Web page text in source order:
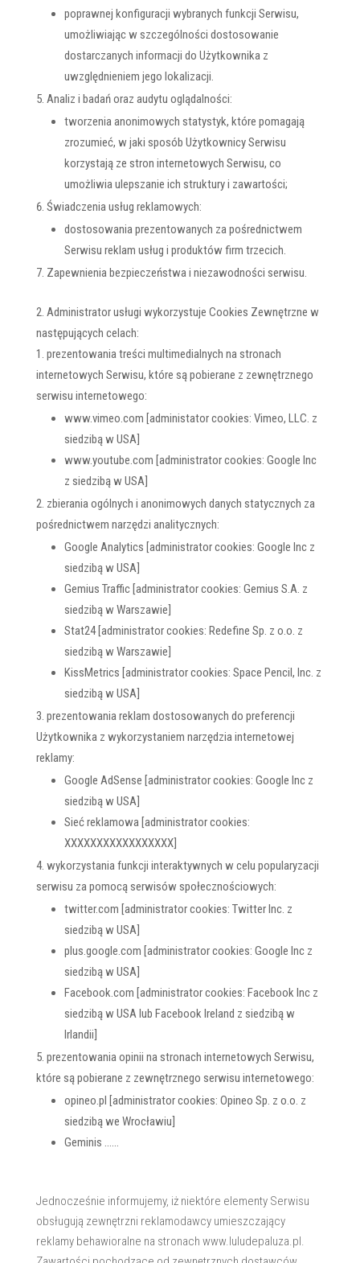
poprawnej konfiguracji wybranych funkcji Serwisu,
umożliwiając w szczególności dostosowanie
dostarczanych informacji do Użytkownika z
uwzględnieniem jego lokalizacji.
Analiz i badań oraz audytu oglądalności:
tworzenia anonimowych statystyk, które pomagają
zrozumieć, w jaki sposób Użytkownicy Serwisu
korzystają ze stron internetowych Serwisu, co
umożliwia ulepszanie ich struktury i zawartości;
Świadczenia usług reklamowych:
dostosowania prezentowanych za pośrednictwem
Serwisu reklam usług i produktów firm trzecich.
Zapewnienia bezpieczeństwa i niezawodności serwisu.
Administrator usługi wykorzystuje Cookies Zewnętrzne w
następujących celach:
prezentowania treści multimedialnych na stronach
internetowych Serwisu, które są pobierane z zewnętrznego
serwisu internetowego:
www.vimeo.com [administator cookies: Vimeo, LLC. z
siedzibą w USA]
www.youtube.com [administrator cookies: Google Inc
z siedzibą w USA]
zbierania ogólnych i anonimowych danych statycznych za
pośrednictwem narzędzi analitycznych:
Google Analytics [administrator cookies: Google Inc z
siedzibą w USA]
Gemius Traffic [administrator cookies: Gemius S.A. z
siedzibą w Warszawie]
Stat24 [administrator cookies: Redefine Sp. z o.o. z
siedzibą w Warszawie]
KissMetrics [administrator cookies: Space Pencil, Inc. z
siedzibą w USA]
prezentowania reklam dostosowanych do preferencji
Użytkownika z wykorzystaniem narzędzia internetowej
reklamy:
Google AdSense [administrator cookies: Google Inc z
siedzibą w USA]
Sieć reklamowa [administrator cookies:
XXXXXXXXXXXXXXXXX]
wykorzystania funkcji interaktywnych w celu popularyzacji
serwisu za pomocą serwisów społecznościowych:
twitter.com [administrator cookies: Twitter Inc. z
siedzibą w USA]
plus.google.com [administrator cookies: Google Inc z
siedzibą w USA]
Facebook.com [administrator cookies: Facebook Inc z
siedzibą w USA lub Facebook Ireland z siedzibą w
Irlandii]
prezentowania opinii na stronach internetowych Serwisu,
które są pobierane z zewnętrznego serwisu internetowego:
opineo.pl [administrator cookies: Opineo Sp. z o.o. z
siedzibą we Wrocławiu]
Geminis ……
Jednocześnie informujemy, iż niektóre elementy Serwisu
obsługują zewnętrzni reklamodawcy umieszczający
reklamy behawioralne na stronach www.luludepaluza.pl.